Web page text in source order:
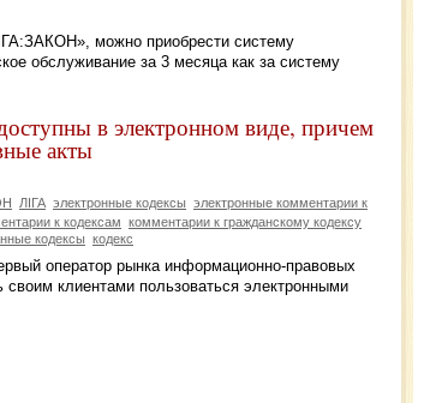
можно приобрести систему
обслуживание за 3 месяца как за систему
в электронном виде, причем
акты
ЛІГА электронные кодексы электронные комментарии к
к кодексам комментарии к гражданскому кодексу
кодексы кодекс
оператор рынка информационно-правовых
клиентами пользоваться электронными